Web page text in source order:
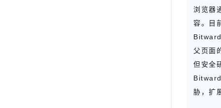
浏览器
容。目
父页面
但安全
胁，扩